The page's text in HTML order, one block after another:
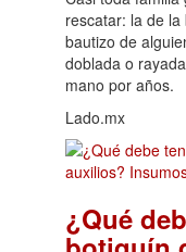
rescatar: la de
bautizo de
doblada o
mano por años.
Lado.mx
¿Qué